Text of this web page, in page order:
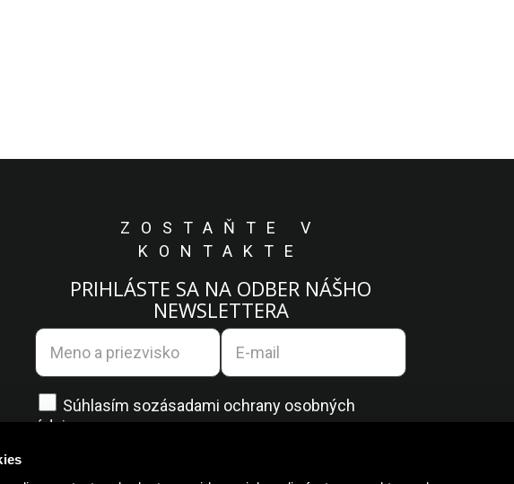
ZOSTAŇTE V
KONTAKTE
PRIHLÁSTE SA NA ODBER NÁŠHO
NEWSLETTERA
Súhlasím sozásadami ochrany osobných
údajov.